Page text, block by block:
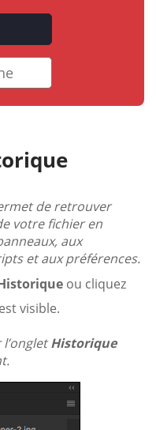
de retrouver
votre fichier en
aux
et aux préférences.
ou cliquez
visible.
Historique